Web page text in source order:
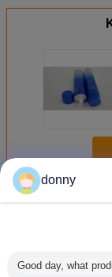
Meer
donny
Good day, what